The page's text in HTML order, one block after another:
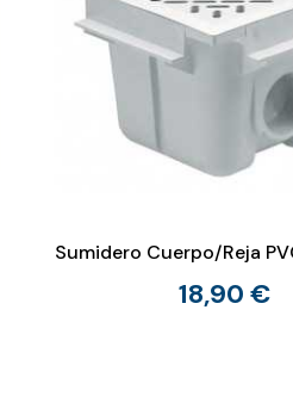
Sumidero Cuerpo/Reja
18,90 €